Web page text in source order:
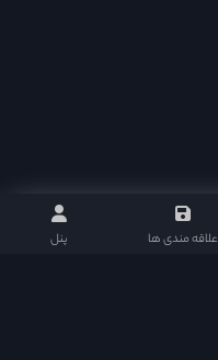
علاقه مندی ها پنل